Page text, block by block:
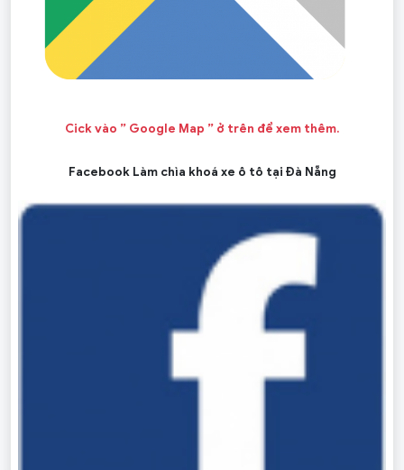
Cick vào ” Google Map ” ở trên để xem thêm.
Facebook Làm chìa khoá xe ô tô tại Đà Nẵng